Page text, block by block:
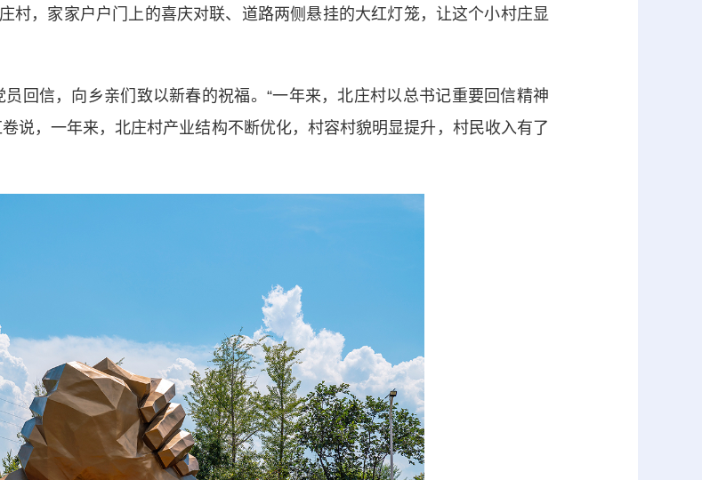
，家家户户门上的喜庆对联、道路两侧悬挂的大红灯笼，让这个小村庄显
信，向乡亲们致以新春的祝福。“一年来，北庄村以总书记重要回信精神
说，一年来，北庄村产业结构不断优化，村容村貌明显提升，村民收入有了